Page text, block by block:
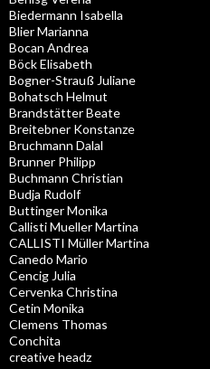
Biedermann Isabella
Blier Marianna
Bocan Andrea
Böck Elisabeth
Bogner-Strauß Juliane
Bohatsch Helmut
Brandstätter Beate
Breitebner Konstanze
Bruchmann Dalal
Brunner Philipp
Buchmann Christian
Budja Rudolf
Buttinger Monika
Callisti Mueller Martina
CALLISTI Müller Martina
Canedo Mario
Cencig Julia
Cervenka Christina
Cetin Monika
Clemens Thomas
Conchita
creative headz